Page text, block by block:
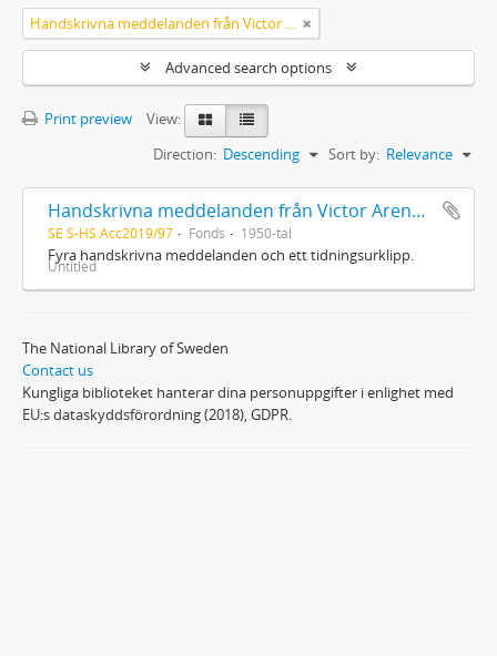
Handskrivna meddelanden från Victor Arendorff
Advanced search options
Print preview
View:
Sort by: Relevance
Direction: Descending
Handskrivna meddelanden från Victor Arendorff
SE S-HS Acc2019/97 Fonds 1950-tal
Fyra handskrivna meddelanden och ett tidningsurklipp.
Untitled
The National Library of Sweden
Contact us
Kungliga biblioteket hanterar dina personuppgifter i enlighet med
EU:s dataskyddsförordning (2018), GDPR.